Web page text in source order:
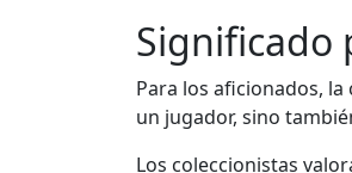
Significado
Para los aficionados,
un jugador, sino
Los coleccionistas